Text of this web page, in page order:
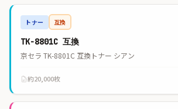
トナー 互換
TK-8801C 互換
京セラ TK-8801C 互換トナー シアン
約20,000枚